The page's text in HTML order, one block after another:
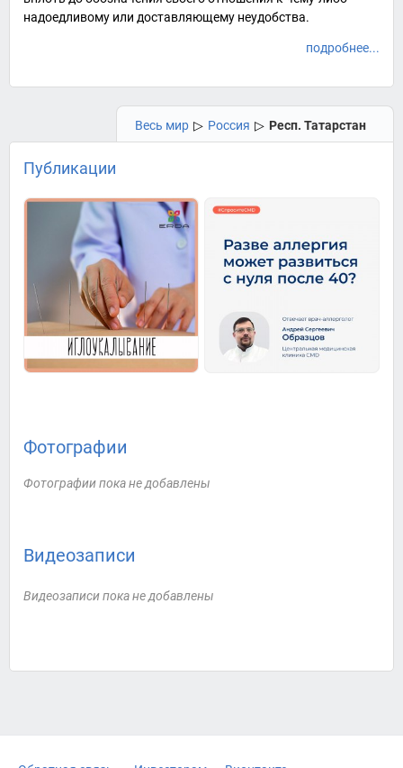
надоедливому или доставляющему неудобства.
подробнее...
Весь мир ▷ Россия ▷ Респ. Татарстан
Публикации
Фотографии
Фотографии пока не добавлены
Видеозаписи
Видеозаписи пока не добавлены